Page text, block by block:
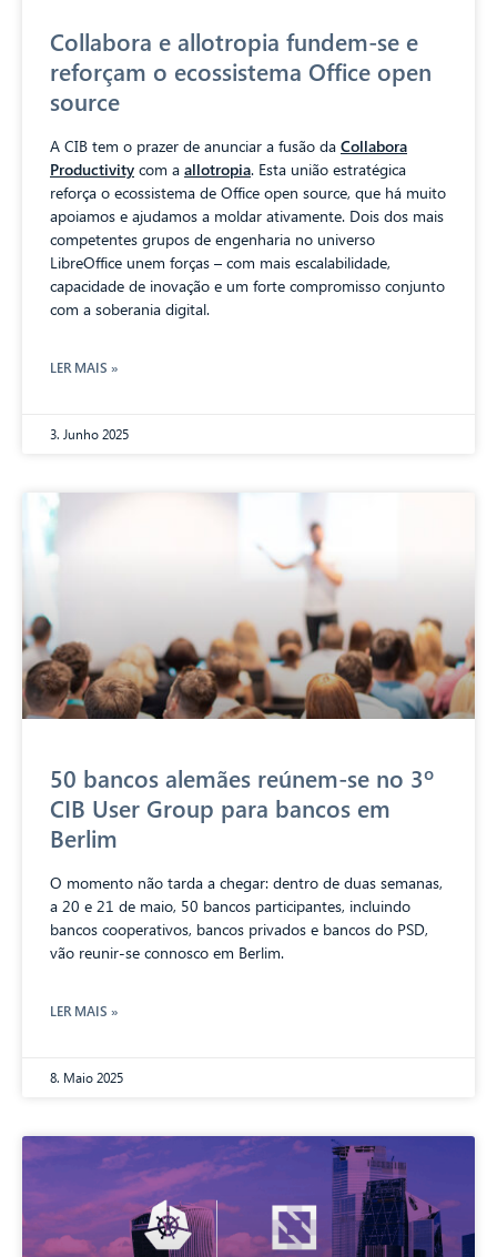
Collabora e allotropia fundem-se e
reforçam o ecossistema Office open
source
A CIB tem o prazer de anunciar a fusão da Collabora
Productivity com a allotropia. Esta união estratégica
reforça o ecossistema de Office open source, que há muito
apoiamos e ajudamos a moldar ativamente. Dois dos mais
competentes grupos de engenharia no universo
LibreOffice unem forças – com mais escalabilidade,
capacidade de inovação e um forte compromisso conjunto
com a soberania digital.
LER MAIS »
3. Junho 2025
50 bancos alemães reúnem-se no 3º
CIB User Group para bancos em
Berlim
O momento não tarda a chegar: dentro de duas semanas,
a 20 e 21 de maio, 50 bancos participantes, incluindo
bancos cooperativos, bancos privados e bancos do PSD,
vão reunir-se connosco em Berlim.
LER MAIS »
8. Maio 2025